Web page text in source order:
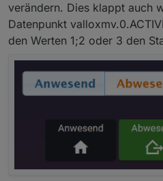
verändern. Dies klappt auch
Datenpunkt
den Werten 1;2 oder 3 den